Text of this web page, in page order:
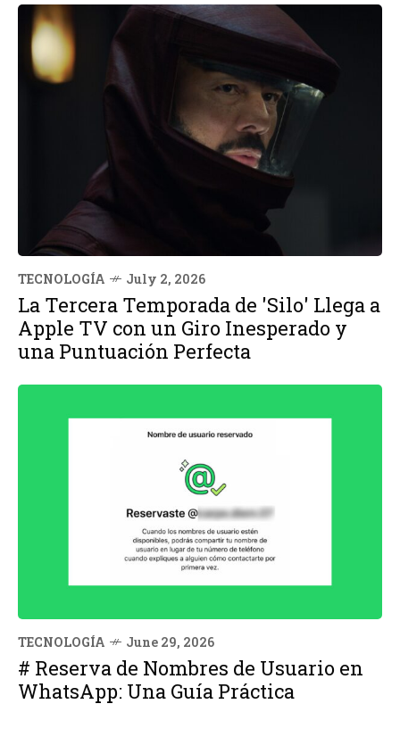
TECNOLOGÍA July 2, 2026
La Tercera Temporada de 'Silo' Llega a
Apple TV con un Giro Inesperado y
una Puntuación Perfecta
TECNOLOGÍA June 29, 2026
# Reserva de Nombres de Usuario en
WhatsApp: Una Guía Práctica